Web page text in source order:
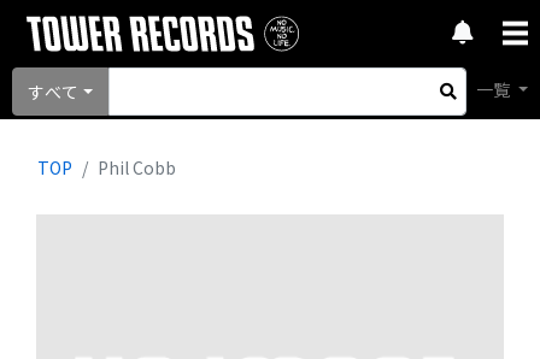
すべて 一覧
TOP Phil Cobb